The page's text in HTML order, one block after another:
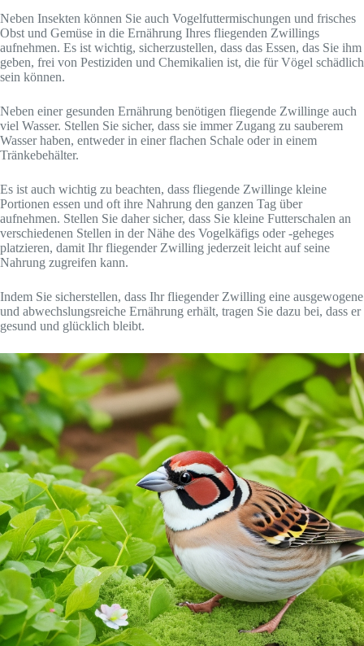
Neben Insekten können Sie auch Vogelfuttermischungen und frisches
Obst und Gemüse in die Ernährung Ihres fliegenden Zwillings
aufnehmen. Es ist wichtig, sicherzustellen, dass das Essen, das Sie ihm
geben, frei von Pestiziden und Chemikalien ist, die für Vögel schädlich
sein können.
Neben einer gesunden Ernährung benötigen fliegende Zwillinge auch
viel Wasser. Stellen Sie sicher, dass sie immer Zugang zu sauberem
Wasser haben, entweder in einer flachen Schale oder in einem
Tränkebehälter.
Es ist auch wichtig zu beachten, dass fliegende Zwillinge kleine
Portionen essen und oft ihre Nahrung den ganzen Tag über
aufnehmen. Stellen Sie daher sicher, dass Sie kleine Futterschalen an
verschiedenen Stellen in der Nähe des Vogelkäfigs oder -geheges
platzieren, damit Ihr fliegender Zwilling jederzeit leicht auf seine
Nahrung zugreifen kann.
Indem Sie sicherstellen, dass Ihr fliegender Zwilling eine ausgewogene
und abwechslungsreiche Ernährung erhält, tragen Sie dazu bei, dass er
gesund und glücklich bleibt.